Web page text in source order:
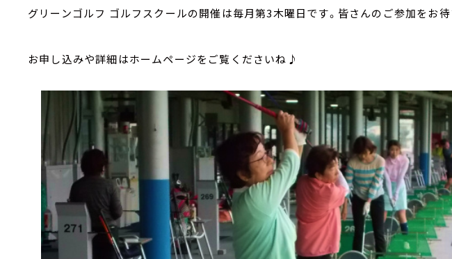
グリーンゴルフ ゴルフスクールの開催は毎月第3木曜日です。皆さんのご参加をお待
お申し込みや詳細はホームページをご覧くださいね♪